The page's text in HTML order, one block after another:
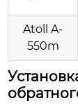
Atoll A-
550m